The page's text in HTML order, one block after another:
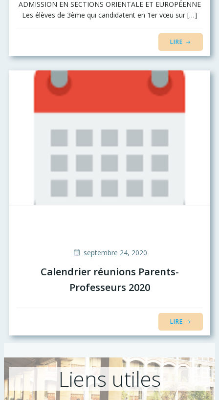
ADMISSION EN SECTIONS ORIENTALE ET EUROPÉENNE
Les élèves de 3ème qui candidatent en 1er vœu sur […]
LIRE
septembre 24, 2020
Calendrier réunions Parents-
Professeurs 2020
LIRE
Liens utiles